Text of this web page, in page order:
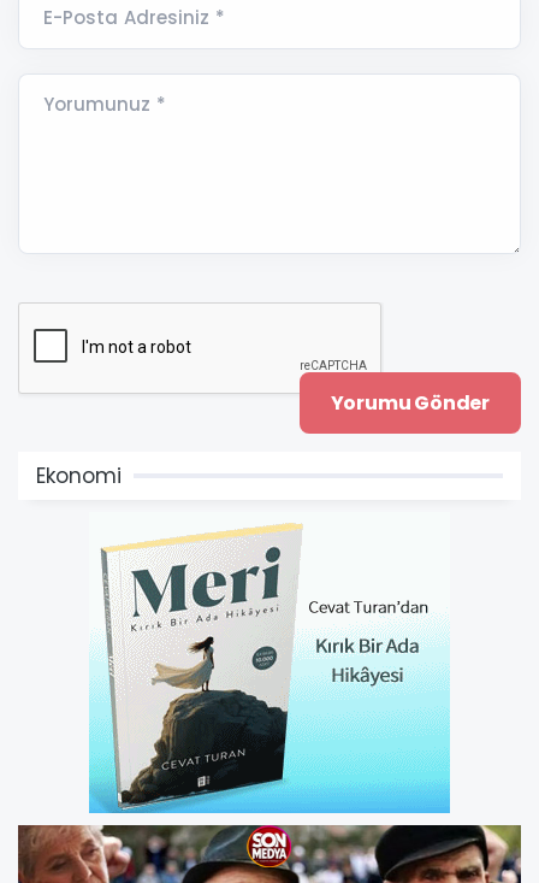
E-Posta Adresiniz *
Yorumunuz *
Ekonomi